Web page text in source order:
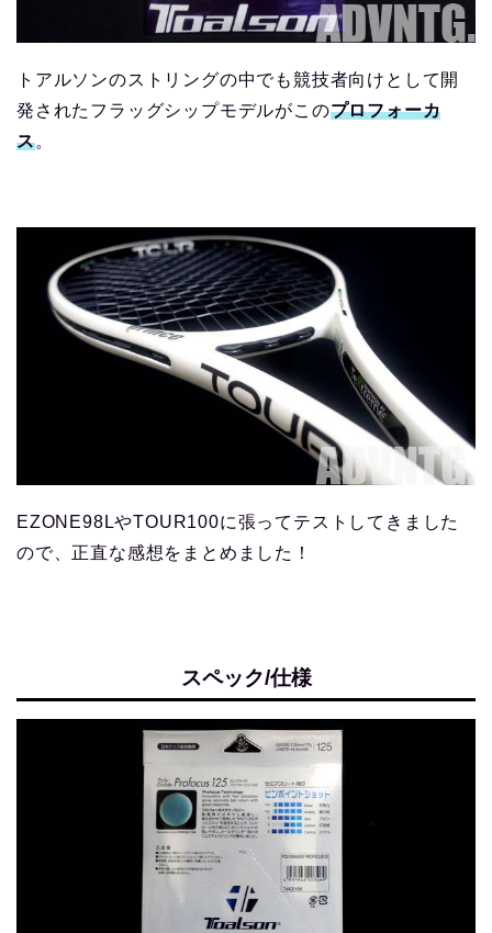
トアルソンのストリングの中でも競技者向けとして開
発されたフラッグシップモデルがこのプロフォーカ
ス。
EZONE98LやTOUR100に張ってテストしてきました
ので、正直な感想をまとめました！
スペック/仕様